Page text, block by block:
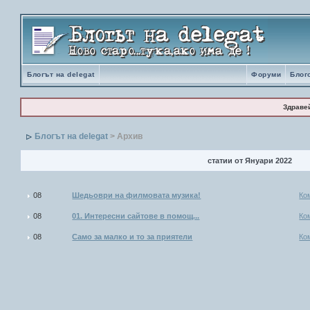
Блогът на delegat Форуми
Блогът на delegat > Архив
статии от Януари 2022
08 Шедьоври на филмовата музика!
08 01. Интересни сайтове в помощ...
08 Само за малко и то за приятели